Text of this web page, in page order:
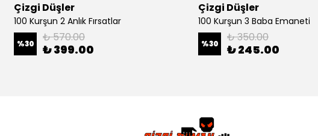
Çizgi Düşler
100 Kurşun 2 Anlık Fırsatlar
%30 ₺ 570.00
₺ 399.00
Çizgi Düşler
100 Kurşun 3 Baba Emaneti
%30 ₺ 350.00
₺ 245.00